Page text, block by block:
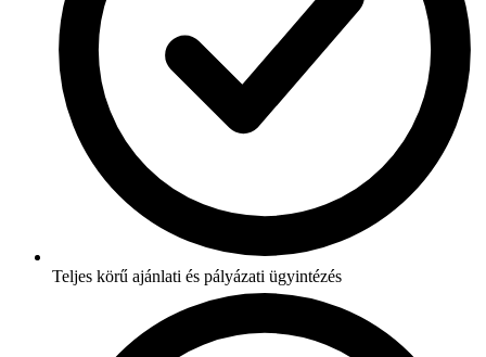
Teljes körű ajánlati és pályázati ügyintézés